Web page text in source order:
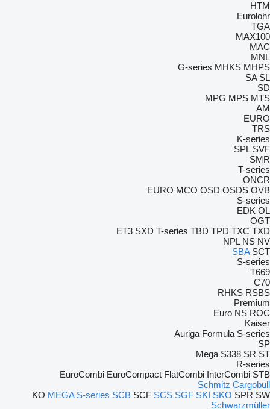
HTM
Eurolohr
TGA
MAX100
MAC
MNL
G-series MHKS MHPS
SA SL
SD
MPG MPS MTS
AM
EURO
TRS
K-series
SPL SVF
SMR
T-series
ONCR
EURO MCO OSD OSDS OVB
S-series
EDK OL
OGT
ET3 SXD T-series TBD TPD TXC TXD
NPL NS NV
SBA SCT
S-series
T669
C70
RHKS RSBS
Premium
Euro NS ROC
Kaiser
Auriga Formula S-series
SP
Mega S338 SR ST
R-series
EuroCombi EuroCompact FlatCombi InterCombi STB
Schmitz Cargobull
KO MEGA S-series SCB SCF SCS SGF SKI SKO SPR SW
Schwarzmüller